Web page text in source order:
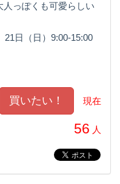
っぽくも可愛らしい
21日（日）9:00-15:00
現在
56 人